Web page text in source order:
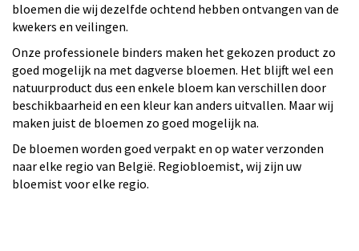
bloemen die wij dezelfde ochtend hebben ontvangen van de
kwekers en veilingen.
Onze professionele binders maken het gekozen product zo
goed mogelijk na met dagverse bloemen. Het blijft wel een
natuurproduct dus een enkele bloem kan verschillen door
beschikbaarheid en een kleur kan anders uitvallen. Maar wij
maken juist de bloemen zo goed mogelijk na.
De bloemen worden goed verpakt en op water verzonden
naar elke regio van België. Regiobloemist, wij zijn uw
bloemist voor elke regio.